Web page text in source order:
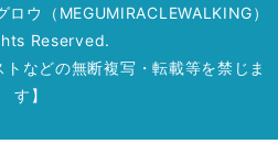
ウ（MEGUMIRACLEWALKING）
Reserved.
トなどの無断複写・転載等を禁じま
す】